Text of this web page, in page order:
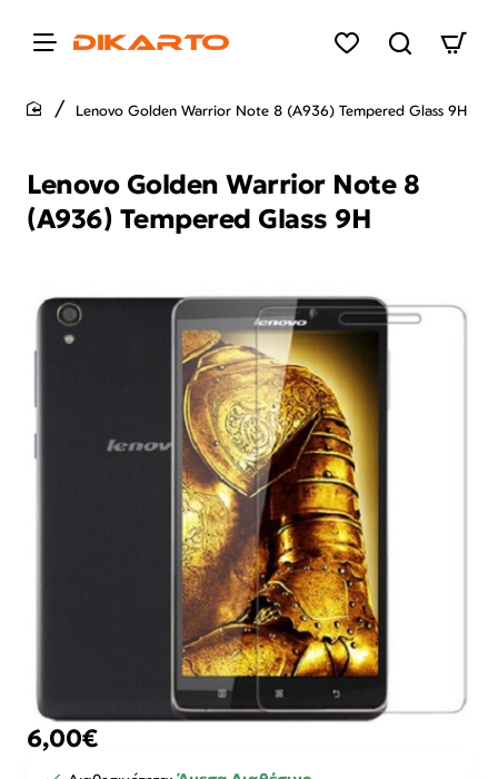
Lenovo Golden Warrior Note 8
(A936) Tempered Glass 9H
Lenovo Golden Warrior Note 8 (A936) Tempered Glass 9H
6,00€